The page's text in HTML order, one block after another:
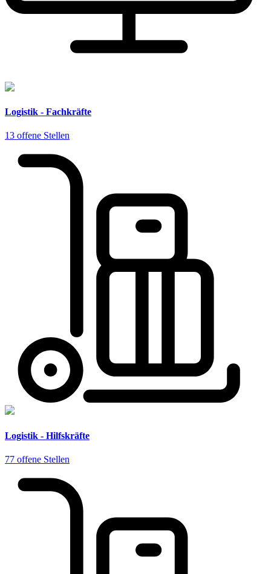
Logistik - Fachkräfte
13 offene Stellen
Logistik - Hilfskräfte
77 offene Stellen